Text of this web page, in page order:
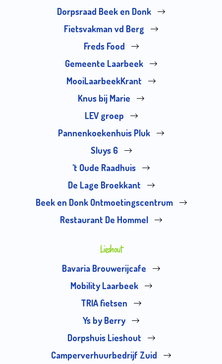
Dorpsraad Beek en Donk
Fietsvakman vd Berg
Freds Food
Gemeente Laarbeek
MooiLaarbeekKrant
Knus bij Marie
LEV groep
Pannenkoekenhuis Pluk
Sluys 6
't Oude Raadhuis
De Lage Broekkant
Beek en Donk Ontmoetingscentrum
Restaurant De Hommel
Lieshout
Bavaria Brouwerijcafe
Mobility Laarbeek
TRIA fietsen
Ys by Berry
Dorpshuis Lieshout
Camperverhuurbedrijf Zuid